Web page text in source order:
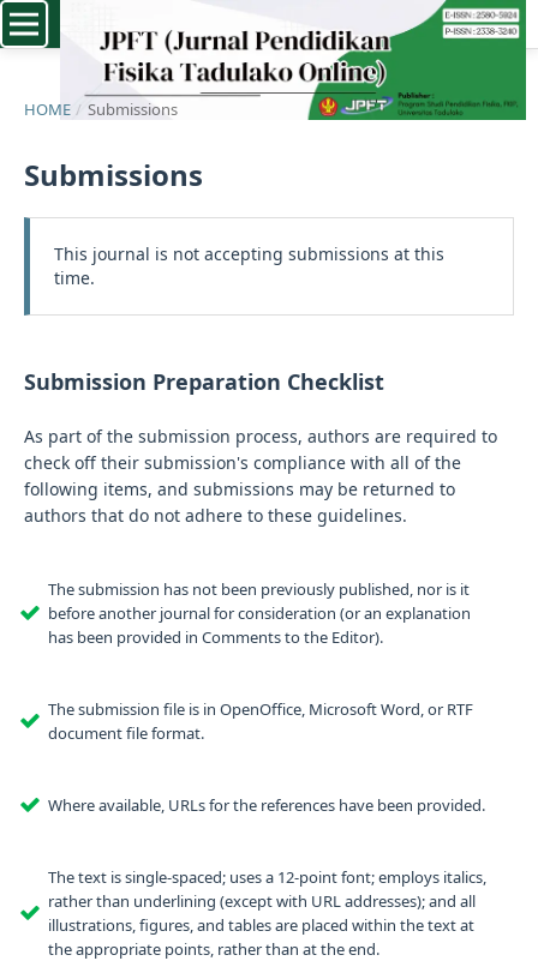
HOME / Submissions
Submissions
This journal is not accepting submissions at this
time.
Submission Preparation Checklist
As part of the submission process, authors are required to
check off their submission's compliance with all of the
following items, and submissions may be returned to
authors that do not adhere to these guidelines.
The submission has not been previously published, nor is it
before another journal for consideration (or an explanation
has been provided in Comments to the Editor).
The submission file is in OpenOffice, Microsoft Word, or RTF
document file format.
Where available, URLs for the references have been provided.
The text is single-spaced; uses a 12-point font; employs italics,
rather than underlining (except with URL addresses); and all
illustrations, figures, and tables are placed within the text at
the appropriate points, rather than at the end.